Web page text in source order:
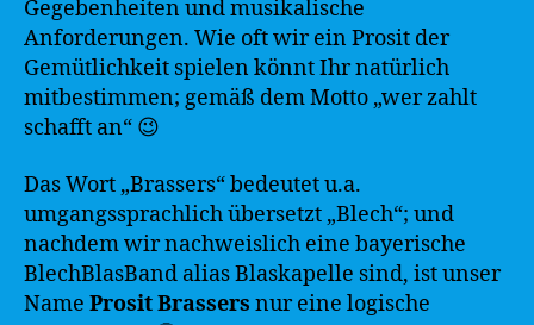
Gegebenheiten und musikalische
Anforderungen. Wie oft wir ein Prosit der
Gemütlichkeit spielen könnt Ihr natürlich
mitbestimmen; gemäß dem Motto „wer zahlt
schafft an“ 😉
Das Wort „Brassers“ bedeutet u.a.
umgangssprachlich übersetzt „Blech“; und
nachdem wir nachweislich eine bayerische
BlechBlasBand alias Blaskapelle sind, ist unser
Name Prosit Brassers nur eine logische